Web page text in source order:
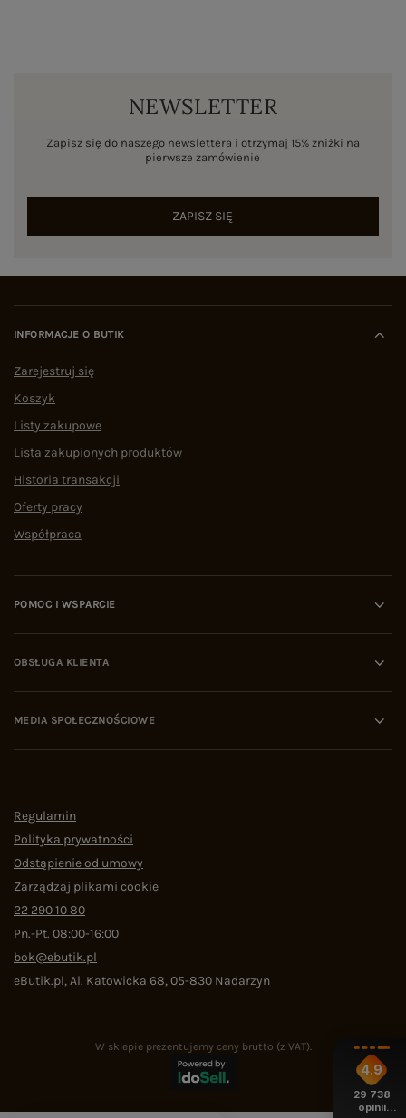
NEWSLETTER
Zapisz się do naszego newslettera i otrzymaj 15% zniżki na
pierwsze zamówienie
ZAPISZ SIĘ
INFORMACJE O BUTIK
Zarejestruj się
Koszyk
Listy zakupowe
Lista zakupionych produktów
Historia transakcji
Oferty pracy
Współpraca
POMOC I WSPARCIE
OBSŁUGA KLIENTA
MEDIA SPOŁECZNOŚCIOWE
Regulamin
Polityka prywatności
Odstąpienie od umowy
Zarządzaj plikami cookie
22 290 10 80
Pn.-Pt. 08:00-16:00
bok@ebutik.pl
eButik.pl,Al. Katowicka 68,05-830 Nadarzyn
W sklepie prezentujemy ceny brutto (z VAT).
4.9
29 738
opinii